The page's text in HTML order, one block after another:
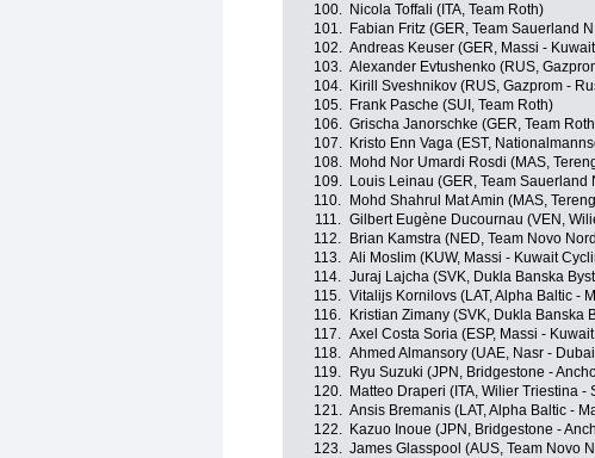
100.
Nicola Toffali (ITA, Team Roth)
101.
Fabian Fritz (GER, Team Sauerland
102. Andreas Keuser (GER, Massi -
103. Alexander Evtushenko (RUS,
104.
Kirill Sveshnikov (RUS, Gazprom -
105.
Frank Pasche (SUI, Team Roth)
106. Grischa Janorschke (GER, Team
107.
Kristo Enn Vaga (EST,
108.
Mohd Nor Umardi Rosdi (MAS,
109.
Louis Leinau (GER, Team Sauerland
110.
Mohd Shahrul Mat Amin (MAS,
111. Gilbert Eugène Ducournau (VEN,
112.
Brian Kamstra (NED, Team Novo
113. Ali Moslim (KUW, Massi - Kuwait
114. Juraj Lajcha (SVK, Dukla Banska
115. Vitalijs Kornilovs (LAT, Alpha Baltic -
116.
Kristian Zimany (SVK, Dukla Banska
117. Axel Costa Soria (ESP, Massi -
118. Ahmed Almansory (UAE, Nasr -
119.
Ryu Suzuki (JPN, Bridgestone -
120.
Matteo Draperi (ITA, Wilier Triestina -
121. Ansis Bremanis (LAT, Alpha Baltic -
122.
Kazuo Inoue (JPN, Bridgestone -
123. James Glasspool (AUS, Team Novo